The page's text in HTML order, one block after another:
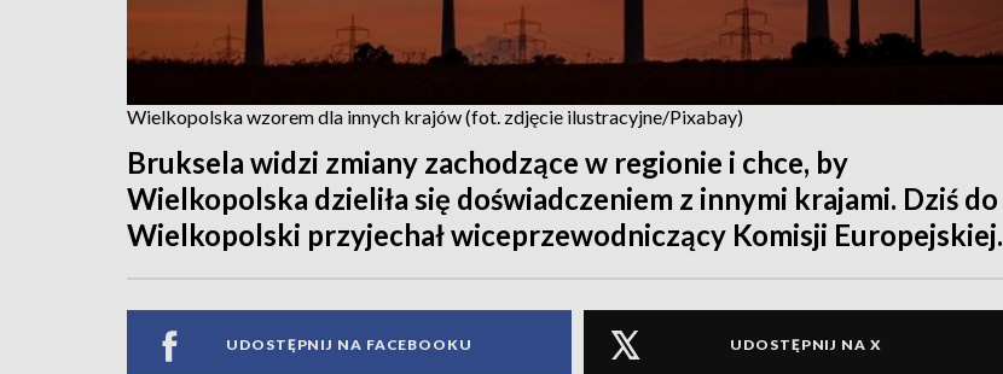
Wielkopolska wzorem dla innych krajów (fot. zdjęcie ilustracyjne/Pixabay)
Bruksela widzi zmiany zachodzące w regionie i chce, by
Wielkopolska dzieliła się doświadczeniem z innymi krajami. Dziś do
Wielkopolski przyjechał wiceprzewodniczący Komisji Europejskiej.
UDOSTĘPNIJ NA FACEBOOKU UDOSTĘPNIJ NA X